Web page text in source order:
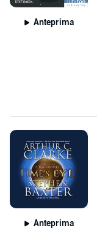
Anteprima
Anteprima